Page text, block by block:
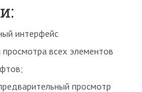
интерфейс
всех элементов
просмотр